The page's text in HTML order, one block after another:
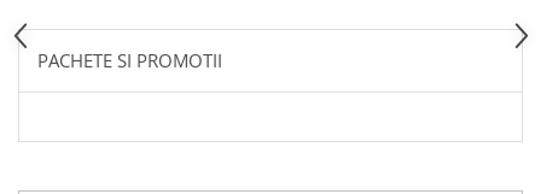
PACHETE SI PROMOTII